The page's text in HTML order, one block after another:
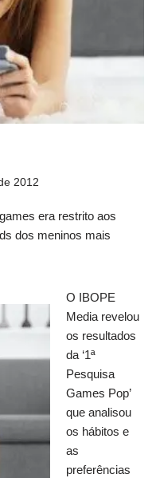
2012
era restrito aos
dos meninos mais
O IBOPE
Media revelou
os resultados
da ‘1ª
Pesquisa
Games Pop’
que analisou
os hábitos e
as
preferências